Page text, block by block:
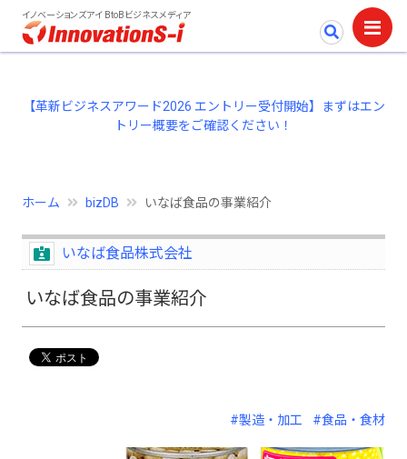
イノベーションズアイ BtoBビジネスメディア
【革新ビジネスアワード2026 エントリー受付開始】まずはエン
トリー概要をご確認ください！
ホーム bizDB いなば食品の事業紹介
いなば食品株式会社
いなば食品の事業紹介
#製造・加工 #食品・食材